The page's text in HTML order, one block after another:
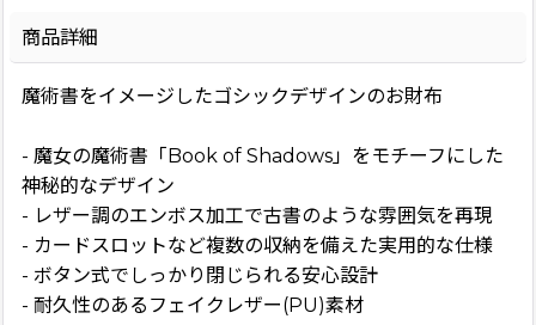
商品詳細
魔術書をイメージしたゴシックデザインのお財布
- 魔女の魔術書「Book of Shadows」をモチーフにした
神秘的なデザイン
- レザー調のエンボス加工で古書のような雰囲気を再現
- カードスロットなど複数の収納を備えた実用的な仕様
- ボタン式でしっかり閉じられる安心設計
- 耐久性のあるフェイクレザー(PU)素材